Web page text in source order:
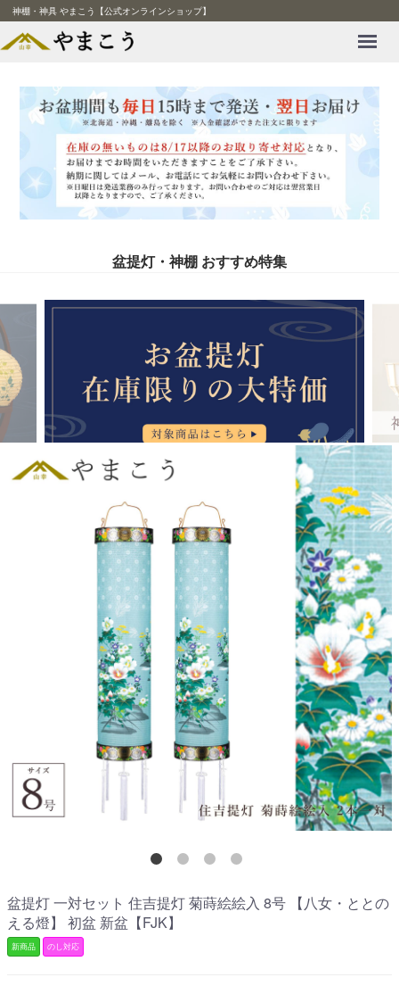
神棚・神具 やまこう【公式オンラインショップ】
盆提灯・神棚 おすすめ特集
盆提灯 一対セット 住吉提灯 菊蒔絵絵入 8号 【八女・ととの
える燈】 初盆 新盆【FJK】
新商品 のし対応